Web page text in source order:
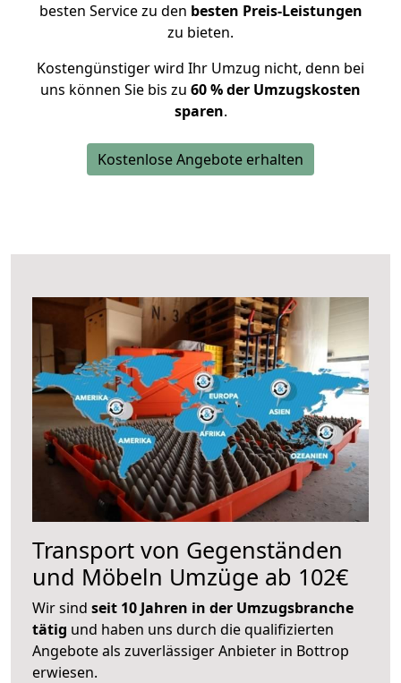
besten Service zu den besten Preis-Leistungen
zu bieten.
Kostengünstiger wird Ihr Umzug nicht, denn bei
uns können Sie bis zu 60 % der Umzugskosten
sparen.
Kostenlose Angebote erhalten
Transport von Gegenständen
und Möbeln Umzüge ab 102€
Wir sind seit 10 Jahren in der Umzugsbranche
tätig und haben uns durch die qualifizierten
Angebote als zuverlässiger Anbieter in Bottrop
erwiesen.